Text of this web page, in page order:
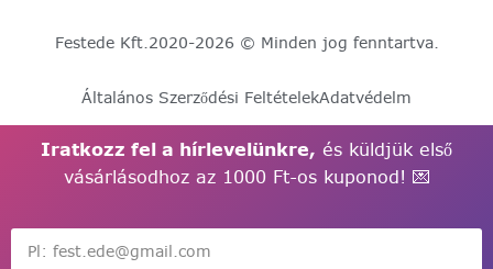
Festede Kft.2020-2026 © Minden jog fenntartva.
Általános Szerződési FeltételekAdatvédelm
Iratkozz fel a hírlevelünkre, és küldjük első
vásárlásodhoz az 1000 Ft-os kuponod! 💌